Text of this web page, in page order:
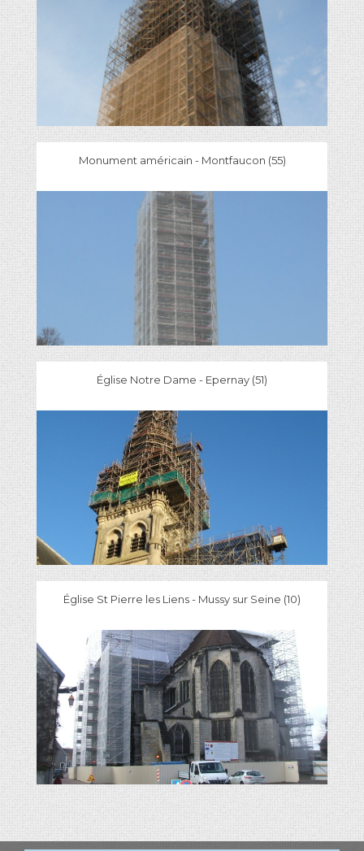
Monument américain - Montfaucon (55)
Église Notre Dame - Epernay (51)
Église St Pierre les Liens - Mussy sur Seine (10)